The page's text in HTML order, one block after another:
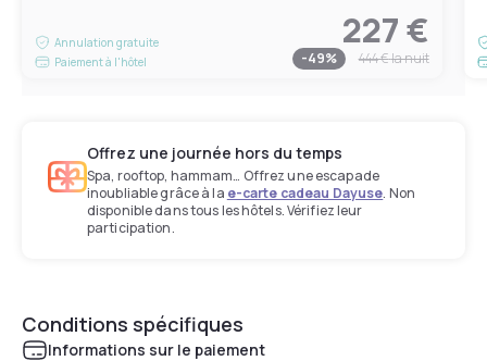
Annulation gratuite
Paiement à l'hôtel
227 €
-49% 444 €la nuit
Offrez une journée hors du temps
Spa, rooftop, hammam… Offrez une escapade
inoubliable grâce à la e-carte cadeau Dayuse. Non
disponible dans tous les hôtels. Vérifiez leur
participation.
Conditions spécifiques
Informations sur le paiement